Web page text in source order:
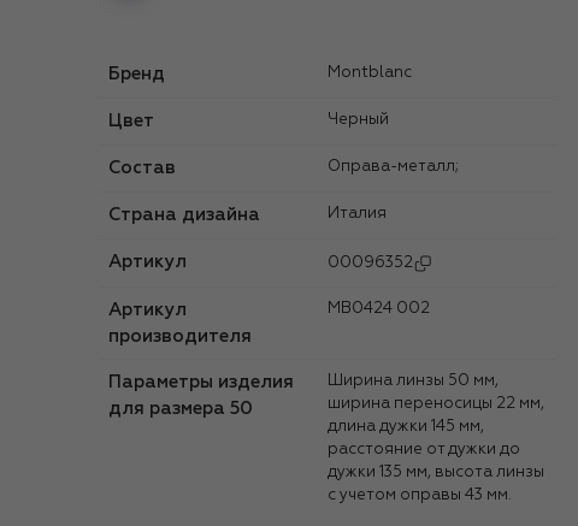
Бренд Montblanc
Цвет Черный
Состав Оправа-металл;
Страна дизайна Италия
Артикул 00096352
Артикул
производителя
MB0424 002
Параметры изделия
для размера 50
Ширина линзы 50 мм,
ширина переносицы 22 мм,
длина дужки 145 мм,
расстояние от дужки до
дужки 135 мм, высота линзы
с учетом оправы 43 мм.